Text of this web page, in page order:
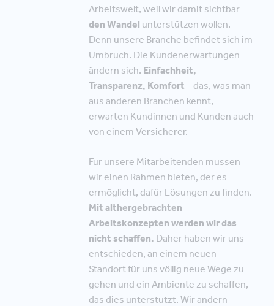
Arbeitswelt, weil wir damit sichtbar
den Wandel unterstützen wollen.
Denn unsere Branche befindet sich im
Umbruch. Die Kundenerwartungen
ändern sich. Einfachheit,
Transparenz, Komfort – das, was man
aus anderen Branchen kennt,
erwarten Kundinnen und Kunden auch
von einem Versicherer.
Für unsere Mitarbeitenden müssen
wir einen Rahmen bieten, der es
ermöglicht, dafür Lösungen zu finden.
Mit althergebrachten
Arbeitskonzepten werden wir das
nicht schaffen. Daher haben wir uns
entschieden, an einem neuen
Standort für uns völlig neue Wege zu
gehen und ein Ambiente zu schaffen,
das dies unterstützt. Wir ändern